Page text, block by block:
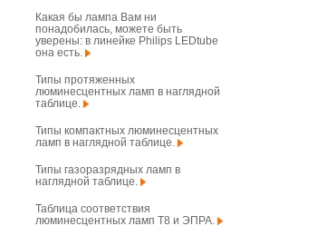
Какая бы лампа Вам ни
понадобилась, можете быть
уверены: в линейке Philips LEDtube
она есть.
Типы протяженных
люминесцентных ламп в наглядной
таблице.
Типы компактных люминесцентных
ламп в наглядной таблице.
Типы газоразрядных ламп в
наглядной таблице.
Таблица соответствия
люминесцентных ламп T8 и ЭПРА.